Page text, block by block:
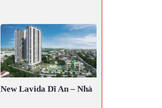
New Lavida Dĩ An – Nhà